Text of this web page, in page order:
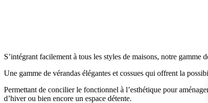
S’intégrant facilement à tous les styles de maisons, notre gamme
Une gamme de vérandas élégantes et cossues qui offrent la
Permettant de concilier le fonctionnel à l’esthétique pour
d’hiver ou bien encore un espace détente.